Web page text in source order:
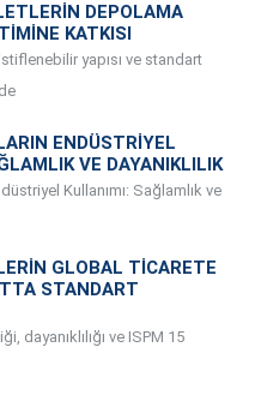
DEPOLAMA
KATKISI
yapısı ve standart
ENDÜSTRIYEL
VE DAYANIKLILIK
Kullanımı: Sağlamlık ve
GLOBAL TICARETE
STANDART
dayanıklılığı ve ISPM 15